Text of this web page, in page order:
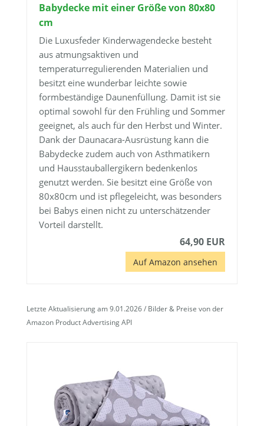
Babydecke mit einer Größe von 80x80
cm
Die Luxusfeder Kinderwagendecke besteht
aus atmungsaktiven und
temperaturregulierenden Materialien und
besitzt eine wunderbar leichte sowie
formbeständige Daunenfüllung. Damit ist sie
optimal sowohl für den Frühling und Sommer
geeignet, als auch für den Herbst und Winter.
Dank der Daunacara-Ausrüstung kann die
Babydecke zudem auch von Asthmatikern
und Hausstauballergikern bedenkenlos
genutzt werden. Sie besitzt eine Größe von
80x80cm und ist pflegeleicht, was besonders
bei Babys einen nicht zu unterschätzender
Vorteil darstellt.
64,90 EUR
Auf Amazon ansehen
Letzte Aktualisierung am 9.01.2026 / Bilder & Preise von der
Amazon Product Advertising API